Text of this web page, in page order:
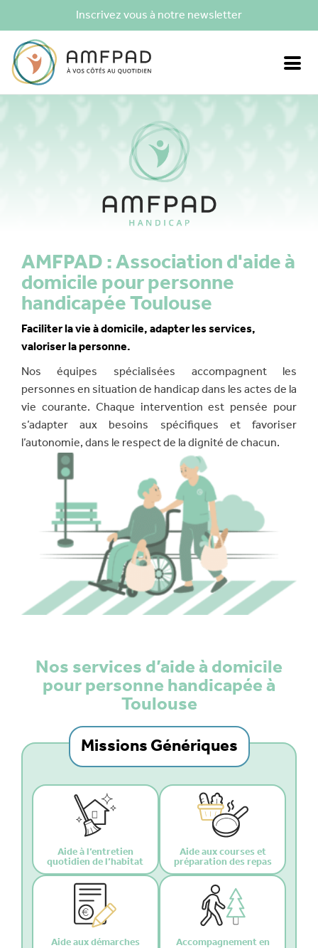
Inscrivez vous à notre newsletter
AMFPAD : Association d'aide à
domicile pour personne
handicapée Toulouse
Faciliter la vie à domicile, adapter les services,
valoriser la personne.
Nos équipes spécialisées accompagnent les
personnes en situation de handicap dans les actes de la
vie courante. Chaque intervention est pensée pour
s’adapter aux besoins spécifiques et favoriser
l’autonomie, dans le respect de la dignité de chacun.
Nos services d’aide à domicile
pour personne handicapée à
Toulouse
Missions Génériques
Aide à l’entretien
quotidien de l’habitat
Aide aux courses et
préparation des repas
Aide aux démarches Accompagnement en